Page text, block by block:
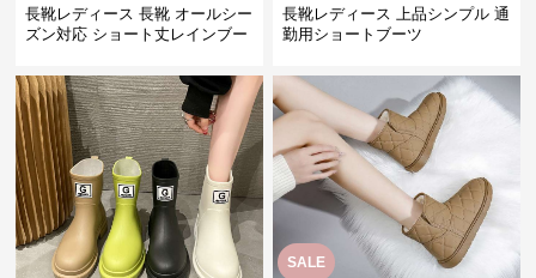
長靴レディース 長靴 オールシー
ズン対応 ショート丈レインブー
長靴レディース 上品シンプル 通
勤用ショートブーツ
SALE